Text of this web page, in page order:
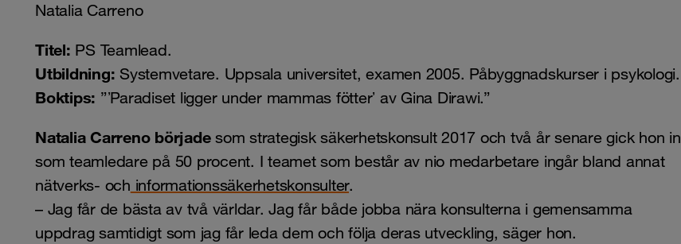
Natalia Carreno
Titel: PS Teamlead.
Utbildning: Systemvetare. Uppsala universitet, examen 2005. Påbyggnadskurser i psykologi.
Boktips: ”ʼParadiset ligger under mammas fötterʼ av Gina Dirawi.”
Natalia Carreno börjadesom strategisk säkerhetskonsult 2017 och två år senare gick hon in
som teamledare på 50 procent. I teamet som består av nio medarbetare ingår bland annat
nätverks- och informationssäkerhetskonsulter.
– Jag får de bästa av två världar. Jag får både jobba nära konsulterna i gemensamma
uppdrag samtidigt som jag får leda dem och följa deras utveckling, säger hon.